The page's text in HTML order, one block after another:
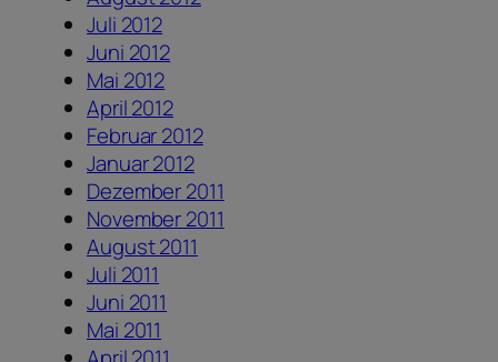
Juli 2012
Juni 2012
Mai 2012
April 2012
Februar 2012
Januar 2012
Dezember 2011
November 2011
August 2011
Juli 2011
Juni 2011
Mai 2011